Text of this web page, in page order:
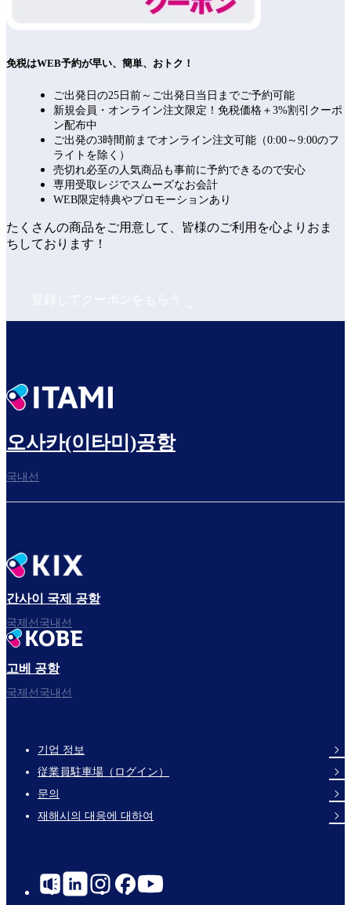
免税はWEB予約が早い、簡単、おトク！
ご出発日の25日前～ご出発日当日までご予約可能
新規会員・オンライン注文限定！免税価格＋3%割引クーポ
ン配布中
ご出発の3時間前までオンライン注文可能（0:00～9:00のフ
ライトを除く）
売切れ必至の人気商品も事前に予約できるので安心
専用受取レジでスムーズなお会計
WEB限定特典やプロモーションあり
たくさんの商品をご用意して、皆様のご利用を心よりおま
ちしております！
오사카(이타미)공항
국내선
간사이 국제 공항
국제선국내선
고베 공항
국제선국내선
Footer
Links
기업 정보
従業員駐車場（ログイン）
문의
재해시의 대응에 대하여
Social